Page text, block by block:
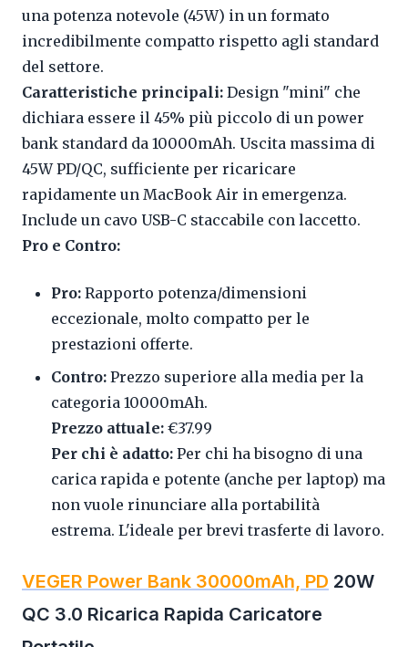
una potenza notevole (45W) in un formato
incredibilmente compatto rispetto agli standard
del settore.
Caratteristiche principali: Design "mini" che
dichiara essere il 45% più piccolo di un power
bank standard da 10000mAh. Uscita massima di
45W PD/QC, sufficiente per ricaricare
rapidamente un MacBook Air in emergenza.
Include un cavo USB-C staccabile con laccetto.
Pro e Contro:
Pro: Rapporto potenza/dimensioni
eccezionale, molto compatto per le
prestazioni offerte.
Contro: Prezzo superiore alla media per la
categoria 10000mAh.
Prezzo attuale: €37.99
Per chi è adatto: Per chi ha bisogno di una
carica rapida e potente (anche per laptop) ma
non vuole rinunciare alla portabilità
estrema. L'ideale per brevi trasferte di lavoro.
VEGER Power Bank 30000mAh, PD 20W
QC 3.0 Ricarica Rapida Caricatore